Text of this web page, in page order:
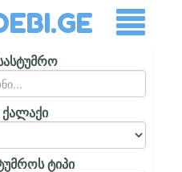
ქალაქი
ტიპი